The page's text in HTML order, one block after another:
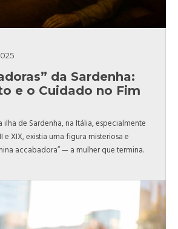
da Sardenha:
e o Cuidado no Fim
ilha de Sardenha, na Itália, especialmente
e XIX, existia uma figura misteriosa e
accabadora” — a mulher que termina.